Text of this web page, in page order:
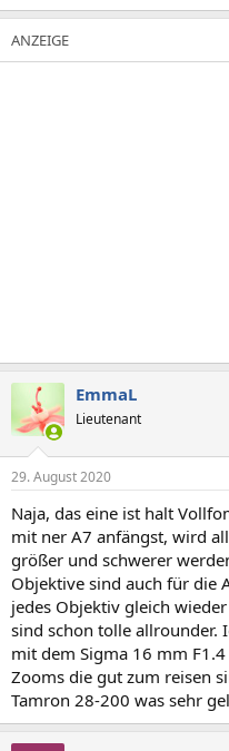
EmmaL
Lieutenant
29. August 2020
Naja, das eine ist halt
mit ner A7 anfängst, wird
größer und schwerer
Objektive sind auch für die
jedes Objektiv gleich
sind schon tolle allrounder.
mit dem Sigma 16 mm
Zooms die gut zum reisen
Tamron 28-200 was sehr